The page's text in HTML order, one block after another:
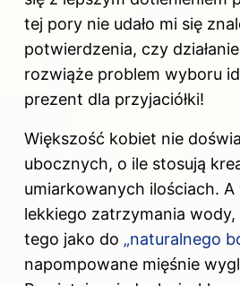
tej pory nie udało mi się
potwierdzenia, czy
rozwiąże problem wyboru
prezent dla przyjaciółki!
Większość kobiet nie
ubocznych, o ile stosują
umiarkowanych ilościach.
lekkiego zatrzymania
tego jako do „naturalnego
napompowane mięśnie